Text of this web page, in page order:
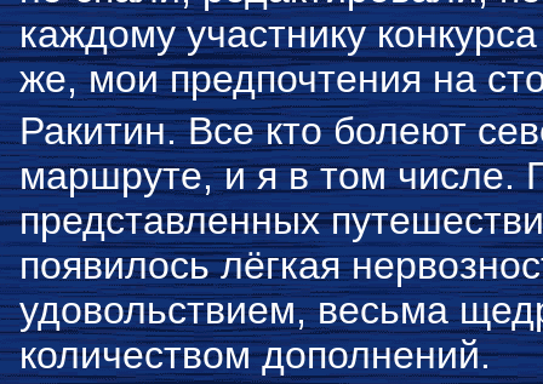
каждому участнику
же, мои предпочтения на
Ракитин. Все кто болеют
маршруте, и я в том числе.
представленных
появилось лёгкая
удовольствием, весьма
количеством дополнений.